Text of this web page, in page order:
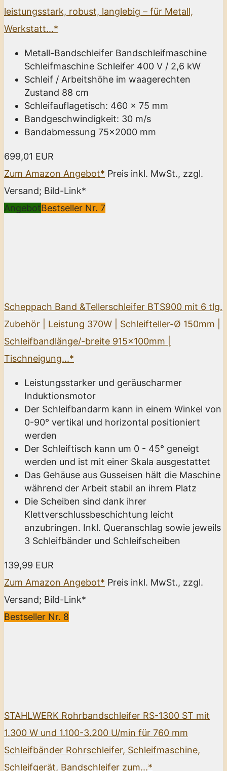
leistungsstark, robust, langlebig – für Metall,
Werkstatt...*
Metall-Bandschleifer Bandschleifmaschine
Schleifmaschine Schleifer 400 V / 2,6 kW
Schleif / Arbeitshöhe im waagerechten
Zustand 88 cm
Schleifauflagetisch: 460 x 75 mm
Bandgeschwindigkeit: 30 m/s
Bandabmessung 75x2000 mm
699,01 EUR
Zum Amazon Angebot* Preis inkl. MwSt., zzgl.
Versand; Bild-Link*
AngebotBestseller Nr. 7
Scheppach Band &Tellerschleifer BTS900 mit 6 tlg.
Zubehör | Leistung 370W | Schleifteller-Ø 150mm |
Schleifbandlänge/-breite 915x100mm |
Tischneigung...*
Leistungsstarker und geräuscharmer
Induktionsmotor
Der Schleifbandarm kann in einem Winkel von
0-90° vertikal und horizontal positioniert
werden
Der Schleiftisch kann um 0 - 45° geneigt
werden und ist mit einer Skala ausgestattet
Das Gehäuse aus Gusseisen hält die Maschine
während der Arbeit stabil an ihrem Platz
Die Scheiben sind dank ihrer
Klettverschlussbeschichtung leicht
anzubringen. Inkl. Queranschlag sowie jeweils
3 Schleifbänder und Schleifscheiben
139,99 EUR
Zum Amazon Angebot* Preis inkl. MwSt., zzgl.
Versand; Bild-Link*
Bestseller Nr. 8
STAHLWERK Rohrbandschleifer RS-1300 ST mit
1.300 W und 1.100-3.200 U/min für 760 mm
Schleifbänder Rohrschleifer, Schleifmaschine,
Schleifgerät, Bandschleifer zum...*